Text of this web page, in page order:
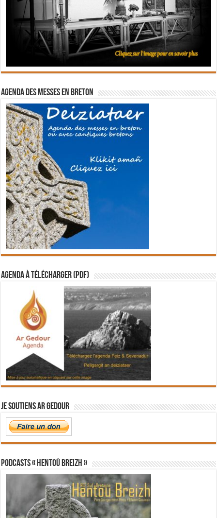
Agenda des messes en breton
Agenda à télécharger (PDF)
Je soutiens Ar Gedour
PODCASTS « Hentoù Breizh »